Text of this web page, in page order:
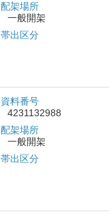
配架場所
一般開架
帯出区分
資料番号
4231132988
配架場所
一般開架
帯出区分